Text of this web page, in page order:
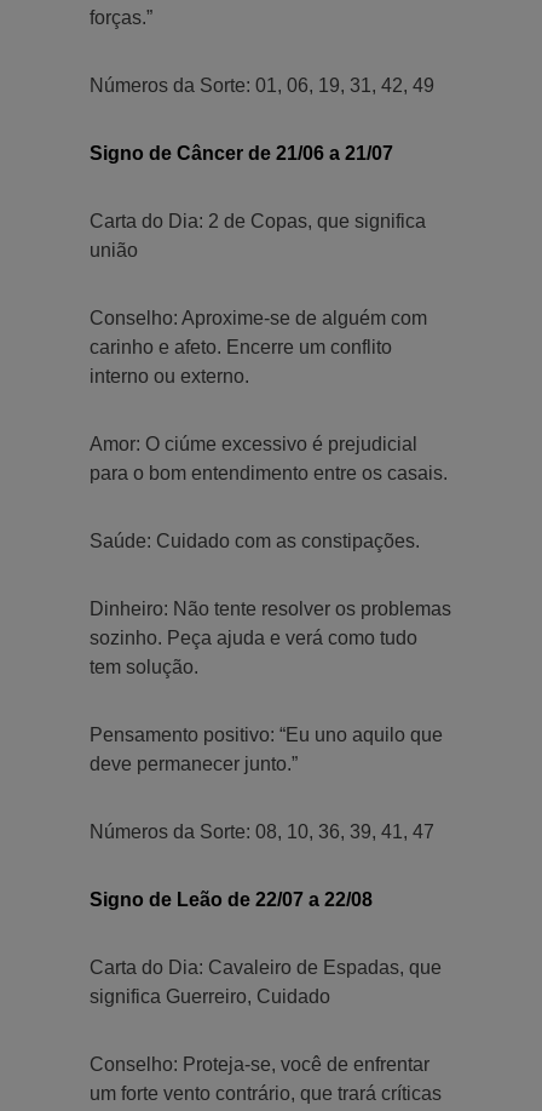
forças.”
Números da Sorte: 01, 06, 19, 31, 42, 49
Signo de Câncer de 21/06 a 21/07
Carta do Dia: 2 de Copas, que significa
união
Conselho: Aproxime-se de alguém com
carinho e afeto. Encerre um conflito
interno ou externo.
Amor: O ciúme excessivo é prejudicial
para o bom entendimento entre os casais.
Saúde: Cuidado com as constipações.
Dinheiro: Não tente resolver os problemas
sozinho. Peça ajuda e verá como tudo
tem solução.
Pensamento positivo: “Eu uno aquilo que
deve permanecer junto.”
Números da Sorte: 08, 10, 36, 39, 41, 47
Signo de Leão de 22/07 a 22/08
Carta do Dia: Cavaleiro de Espadas, que
significa Guerreiro, Cuidado
Conselho: Proteja-se, você de enfrentar
um forte vento contrário, que trará críticas